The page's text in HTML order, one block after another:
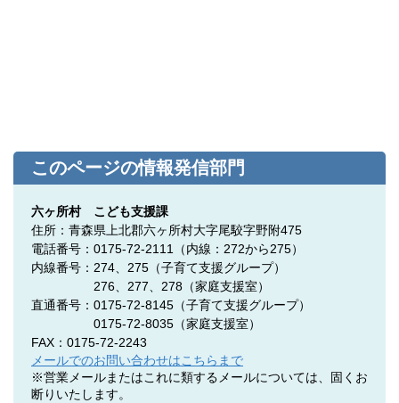
このページの情報発信部門
六ヶ所村 こども支援課
住所：青森県上北郡六ヶ所村大字尾駮字野附475
電話番号：0175-72-2111（内線：272から275）
内線番号：274、275 （子育て支援グループ）
276、277、278（家庭支援室）
直通番号：0175-72-8145（子育て支援グループ）
0175-72-8035（家庭支援室）
FAX：0175-72-2243
メールでのお問い合わせはこちらまで
※営業メールまたはこれに類するメールについては、固くお
断りいたします。